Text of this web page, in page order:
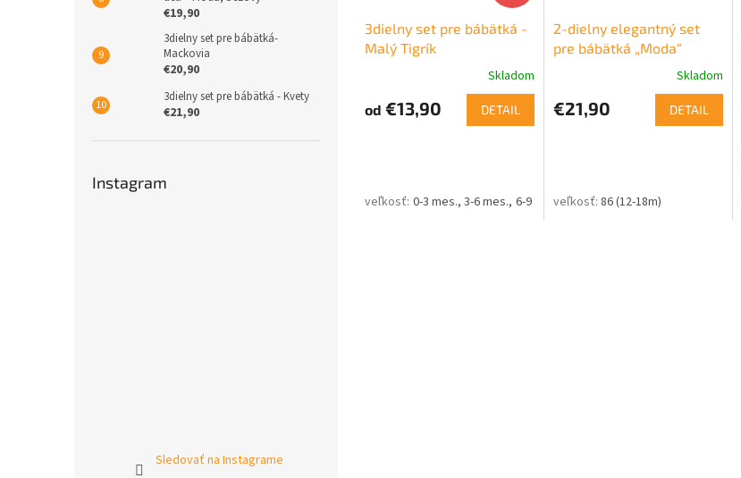
€19,90
3dielny set pre bábätká-
Mackovia
€20,90
3dielny set pre bábätká - Kvety
€21,90
Instagram
Sledovať na Instagrame
3dielny set pre bábätká -
Malý Tigrík
Skladom
od €13,90 DETAIL
0-3 mes. 3-6 mes. 6-9 mes.
2-dielny elegantný set
pre bábätká „Moda“
Skladom
€21,90 DETAIL
86 (12-18m)